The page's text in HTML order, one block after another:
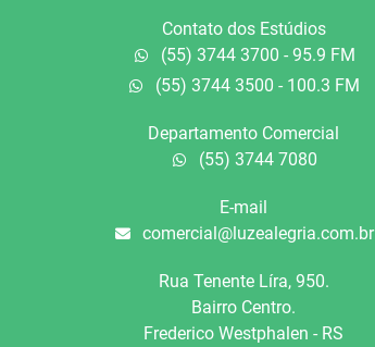
Contato dos Estúdios
(55) 3744 3700 - 95.9 FM
(55) 3744 3500 - 100.3 FM
Departamento Comercial
(55) 3744 7080
E-mail
comercial@luzealegria.com.br
Rua Tenente Líra, 950.
Bairro Centro.
Frederico Westphalen - RS